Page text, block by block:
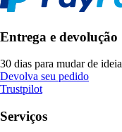
Entrega e devolução
30 dias para mudar de ideia
Devolva seu pedido
Trustpilot
Serviços